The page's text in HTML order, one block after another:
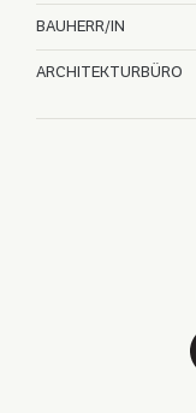
BAUHERR/IN
ARCHITEKTURBÜRO